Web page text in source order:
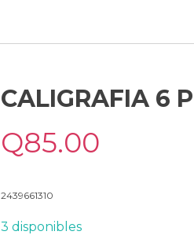
CALIGRAFIA 6
Q85.00
2439661310
3 disponibles